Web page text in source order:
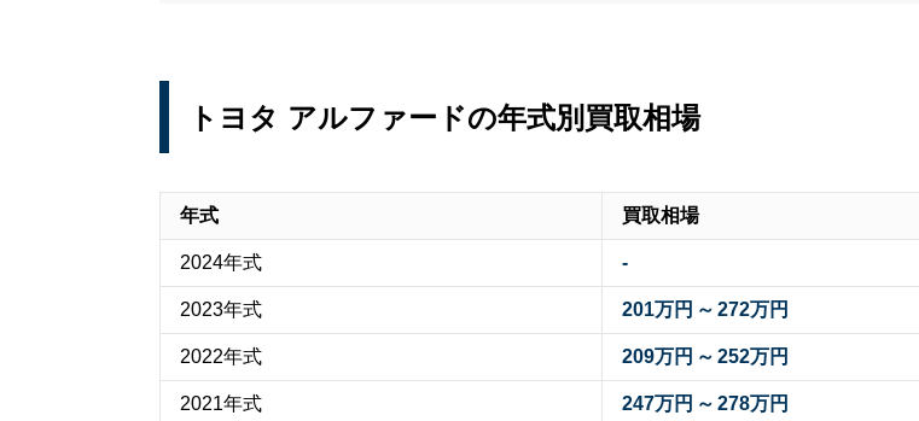
トヨタ アルファードの年式別買取相場
年式 買取相場
2024年式 -
2023年式 201万円 ～ 272万円
2022年式 209万円 ～ 252万円
2021年式 247万円 ～ 278万円